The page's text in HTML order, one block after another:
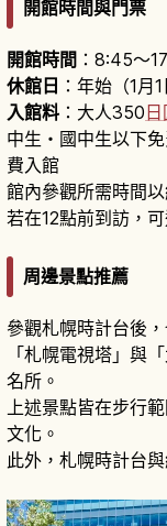
開館時間與門票
開館時間 ：8:45～
休館日 ：年始（1月
入館料 ：大人350
中生・國中生以下
費入館
館內參觀所需時間
若在12點前到訪，
周邊景點推薦
參觀札幌時計台後
「札幌電視塔」與
名所。
上述景點皆在步行
文化。
此外，札幌時計台